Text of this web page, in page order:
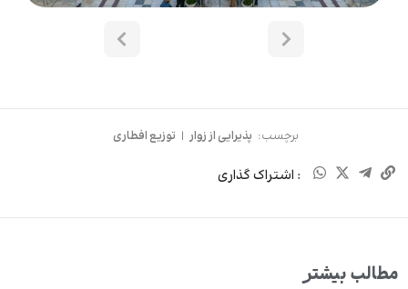
برچسب: پذیرایی از زوار | توزیع افطاری
: اشتراک گذاری
مطالب بیشتر